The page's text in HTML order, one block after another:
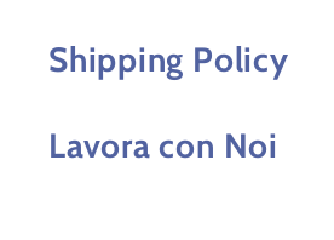
Shipping Policy
Lavora con Noi